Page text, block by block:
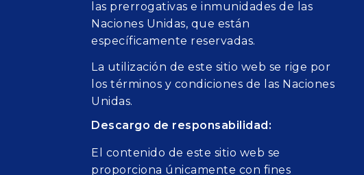
las prerrogativas e inmunidades de las
Naciones Unidas, que están
específicamente reservadas.
La utilización de este sitio web se rige por
los términos y condiciones de las Naciones
Unidas.
Descargo de responsabilidad:
El contenido de este sitio web se
proporciona únicamente con fines